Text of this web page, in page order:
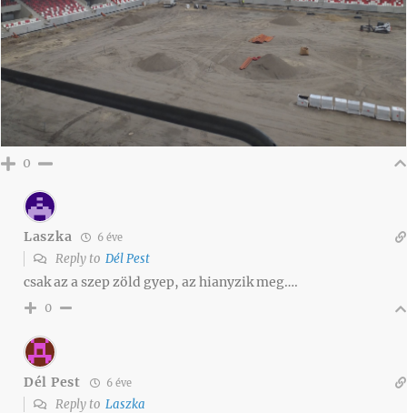
0
Laszka 6 éve
Reply to Dél Pest
csak az a szep zöld gyep, az hianyzik meg….
0
Dél Pest 6 éve
Reply to Laszka